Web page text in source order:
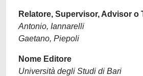
Relatore, Supervisor, Advisor o
Antonio, Iannarelli
Gaetano, Piepoli
Nome Editore
Università degli Studi di Bari